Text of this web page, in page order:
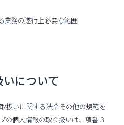
業務の遂行上必要な範囲
について
扱いに関する法令その他の規範を
の個人情報の取り扱いは、項番３